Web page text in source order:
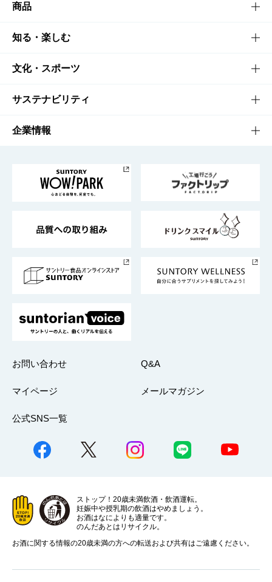
商品
商品TOP
商品一覧
商品発売情報
栄養成分一覧
知る・楽しむ
知る・楽しむTOP
キャンペーン
工場見学
地域情報
文化・スポーツ
文化・スポーツTOP
サントリーホール
サントリーサンバーズ大阪
サステナビリティ
サステナビリティTOP
サントリーが考えるサステナビリティ経営
企業情報
企業概要
採用情報
お問い合わせ Q&A
マイページ メールマガジン
公式SNS一覧
ストップ！20歳未満飲酒・飲酒運転。
妊娠中や授乳期の飲酒はやめましょう。
お酒はなによりも適量です。
のんだあとはリサイクル。
お酒に関する情報の20歳未満の方への転送および共有はご遠慮ください。